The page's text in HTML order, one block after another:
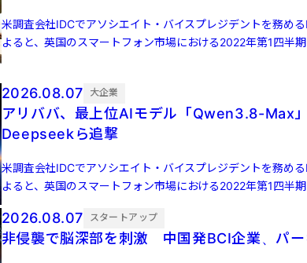
米調査会社IDCでアソシエイト・バイスプレジデントを務め
よると、英国のスマートフォン市場における2022年第1四半
増 […]
2026.08.07 大企業
アリババ、最上位AIモデル「Qwen3.8-Max
Deepseekら追撃
米調査会社IDCでアソシエイト・バイスプレジデントを務め
よると、英国のスマートフォン市場における2022年第1四半
増 […]
2026.08.07 スタートアップ
非侵襲で脳深部を刺激 中国発BCI企業、パー